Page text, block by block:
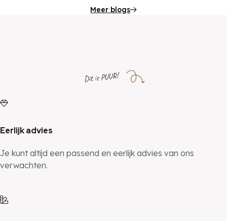
Meer blogs
Dit is PUUR!
Eerlijk advies
Je kunt altijd een passend en eerlijk advies van ons
verwachten.